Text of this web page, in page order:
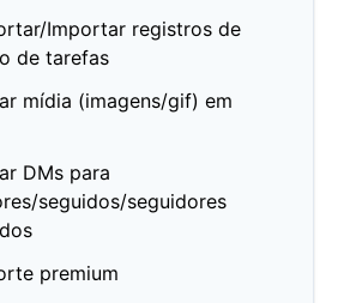
Importar registros de
de tarefas
mídia (imagens/gif) em
DMs para
seguidos/seguidores
premium